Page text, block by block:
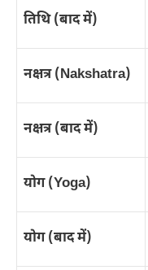
तिथि (बाद में)
नक्षत्र (Nakshatra)
नक्षत्र (बाद में)
योग (Yoga)
योग (बाद में)